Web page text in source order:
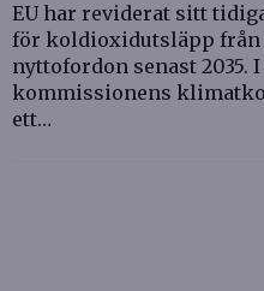
EU har reviderat sitt
för koldioxidutsläpp från
nyttofordon senast
kommissionens
ett…